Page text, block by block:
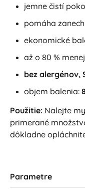
jemne čistí
pomáha
ekonomické
až o 80 %
bez alergénov,
objem balenia:
Použitie:Nalejte
primerané
dôkladne
Parametre